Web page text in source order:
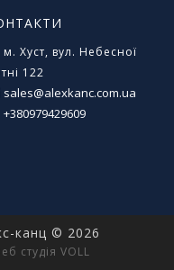
м. Хуст, вул. Небесної
122
sales@alexkanc.com.ua
+380979429609
канц © 2026
студія VOLL